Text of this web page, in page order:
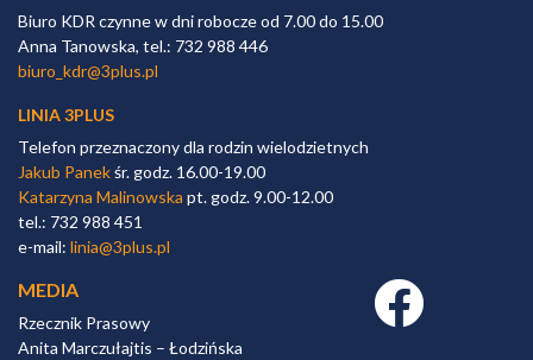
Biuro KDR czynne w dni robocze od 7.00 do 15.00
Anna Tanowska, tel.: 732 988 446
biuro_kdr@3plus.pl
LINIA 3PLUS
Telefon przeznaczony dla rodzin wielodzietnych
Jakub Panekśr. godz. 16.00-19.00
Katarzyna Malinowska pt. godz. 9.00-12.00
tel.: 732 988 451
e-mail: linia@3plus.pl
MEDIA
Rzecznik Prasowy
Anita Marczułajtis – Łodzińska
Facebook link